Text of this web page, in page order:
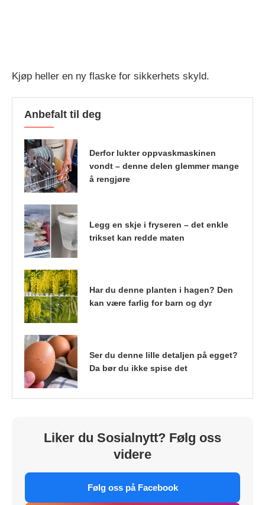
Kjøp heller en ny flaske for sikkerhets skyld.
Anbefalt til deg
Derfor lukter oppvaskmaskinen
vondt – denne delen glemmer mange
å rengjøre
Legg en skje i fryseren – det enkle
trikset kan redde maten
Har du denne planten i hagen? Den
kan være farlig for barn og dyr
Ser du denne lille detaljen på egget?
Da bør du ikke spise det
Liker du Sosialnytt? Følg oss
videre
Følg oss på Facebook